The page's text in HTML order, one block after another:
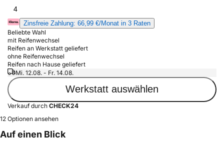
4
Zinsfreie Zahlung: 66,99 €/Monat in 3 Raten
Beliebte Wahl
mit Reifenwechsel
Reifen an Werkstatt geliefert
ohne Reifenwechsel
Reifen nach Hause geliefert
Mi. 12.08. - Fr. 14.08.
Werkstatt auswählen
Verkauf durch CHECK24
12 Optionen ansehen
Auf einen Blick